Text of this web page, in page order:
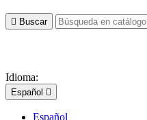
 Buscar
Idioma:
Español 
Español